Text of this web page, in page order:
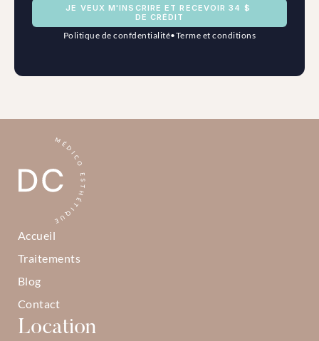
JE VEUX M'INSCRIRE ET RECEVOIR 34 $
DE CRÉDIT
Politique de confdentialité•Terme et conditions
Accueil
Traitements
Blog
Contact
Location